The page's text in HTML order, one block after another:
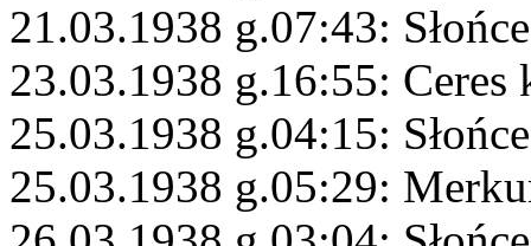
21.03.1938 g.07:43:
23.03.1938 g.16:55:
25.03.1938 g.04:15:
25.03.1938 g.05:29: